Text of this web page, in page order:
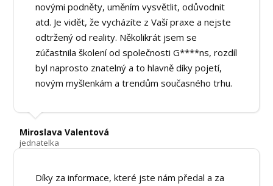
novými podněty, uměním vysvětlit, odůvodnit
atd. Je vidět, že vycházíte z Vaší praxe a nejste
odtržený od reality. Několikrát jsem se
zúčastnila školení od společnosti G****ns, rozdíl
byl naprosto znatelný a to hlavně díky pojetí,
novým myšlenkám a trendům současného trhu.
Miroslava Valentová
jednatelka
Díky za informace, které jste nám předal a za